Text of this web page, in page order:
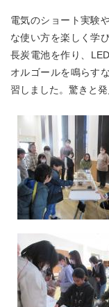
電気のショート実験
な使い方を楽しく学
長炭電池を作り、
オルゴールを鳴らす
習しました。驚きと